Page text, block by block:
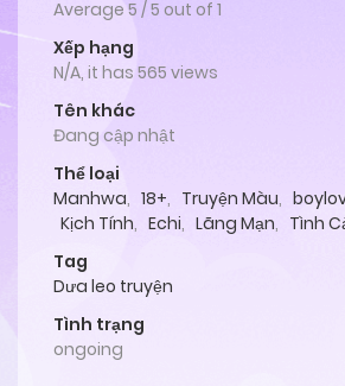
Average 5 /5 out of 1
Xếp hạng
N/A, it has 565 views
Tên khác
Đang cập nhật
Thể loại
Manhwa, 18+, Truyện Màu,
Kịch Tính, Echi, Lãng Mạn, Tình
Tag
Dưa leo truyện
Tình trạng
ongoing